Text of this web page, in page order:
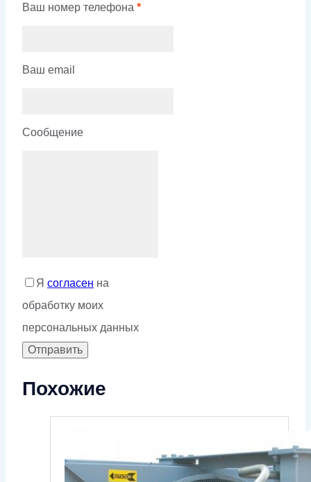
Ваш номер телефона *
Ваш email
Сообщение
Я согласен на
обработку моих
персональных данных
Похожие